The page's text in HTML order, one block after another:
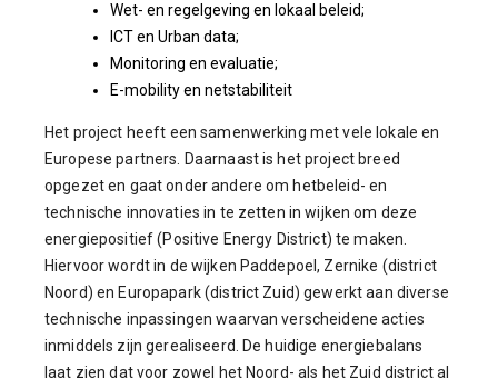
Wet- en regelgeving en lokaal beleid;
ICT en Urban data;
Monitoring en evaluatie;
E-mobility en netstabiliteit
Het project heeft een samenwerking met vele lokale en
Europese partners. Daarnaast is het project breed
opgezet en gaat onder andere om hetbeleid- en
technische innovaties in te zetten in wijken om deze
energiepositief (Positive Energy District) te maken.
Hiervoor wordt in de wijken Paddepoel, Zernike (district
Noord) en Europapark (district Zuid) gewerkt aan diverse
technische inpassingen waarvan verscheidene acties
inmiddels zijn gerealiseerd. De huidige energiebalans
laat zien dat voor zowel het Noord- als het Zuid district al